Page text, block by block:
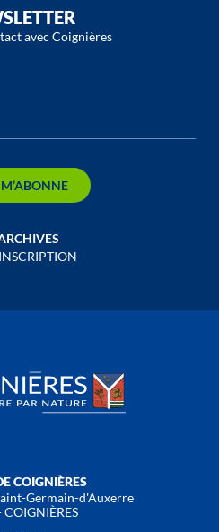
avec Coignières
M’ABONNE
COIGNIÈRES
Germain-d'Auxerre